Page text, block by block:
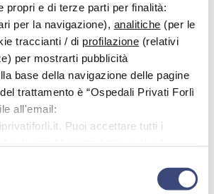
propri e di terze parti per finalità:
per la navigazione), analitiche (per le
traccianti / di profilazione (relativi
per mostrarti pubblicità
base della navigazione delle pagine
trattamento è “Ospedali Privati Forlì
all'email:
Puoi accettare tutti i
facendo clic su “Personalizza”.
Simonetta
Giunchi, è psicologa e psicoterapeuta.
Movement Desensitisation and
in
Psicoterapia Psicoanalitica Breve
sistemico relazionale e psicodinamico.